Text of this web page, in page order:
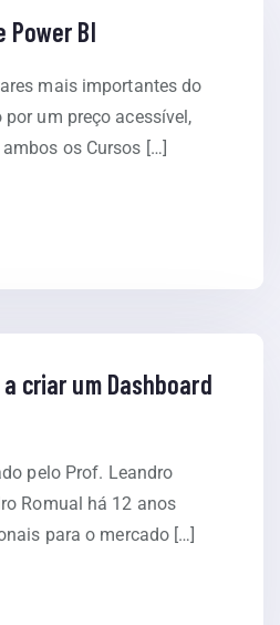
Power BI
mais importantes do
um preço acessível,
os Cursos […]
a criar um Dashboard
pelo Prof. Leandro
Romual há 12 anos
para o mercado […]